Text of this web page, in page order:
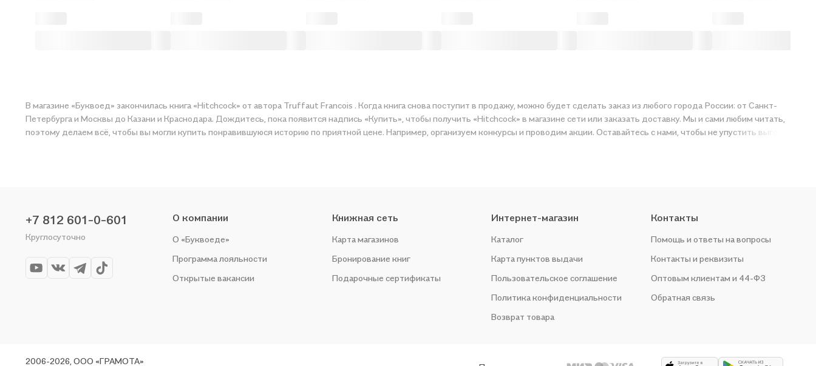
В магазине «Буквоед» закончилась книга «Hitchcock» от автора Truffaut Francois . Когда книга снова поступит в продажу, можно будет сделать заказ из любого города России: от Санкт-
Петербурга и Москвы до Казани и Краснодара. Дождитесь, пока появится надпись «Купить», чтобы получить «Hitchcock» в магазине сети или заказать доставку. Мы и сами любим читать,
поэтому делаем всё, чтобы вы могли купить понравившуюся историю по приятной цене. Например, организуем конкурсы и проводим акции. Оставайтесь с нами, чтобы не упустить выгоду!
+7 812 601-0-601
Круглосуточно
О компании
О «Буквоеде»
Программа лояльности
Открытые вакансии
Книжная сеть
Карта магазинов
Бронирование книг
Подарочные сертификаты
Интернет-магазин
Каталог
Карта пунктов выдачи
Пользовательское соглашение
Политика конфиденциальности
Возврат товара
Контакты
Помощь и ответы на вопросы
Контакты и реквизиты
Оптовым клиентам и 44-ФЗ
Обратная связь
2006-2026, ООО «ГРАМОТА»